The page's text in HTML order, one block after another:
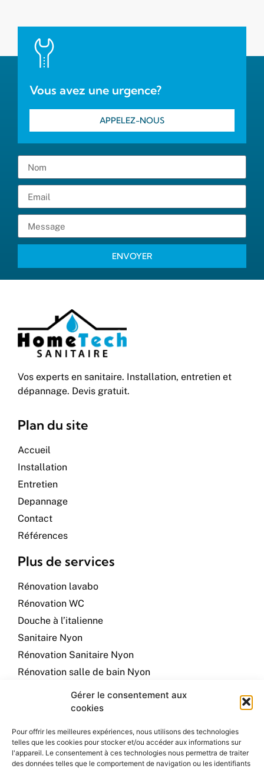
Gérer le consentement aux
cookies
Pour offrir les meilleures expériences, nous utilisons des technologies
telles que les cookies pour stocker et/ou accéder aux informations sur
l'appareil. Le consentement à ces technologies nous permettra de traiter
des données telles que le comportement de navigation ou les identifiants
Vous avez une urgence?
APPELEZ-NOUS
ENVOYER
Vos experts en sanitaire. Installation, entretien et
dépannage. Devis gratuit.
Plan du site
Accueil
Installation
Entretien
Depannage
Contact
Références
Plus de services
Rénovation lavabo
Rénovation WC
Douche à l’italienne
Sanitaire Nyon
Rénovation Sanitaire Nyon
Rénovation salle de bain Nyon
Plombier à Nyon
Plumber in Nyon
Contact info
Chemin du Joran, 2b